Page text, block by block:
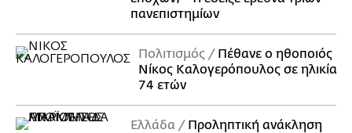
πανεπιστημίων
Πολιτισμός
Πέθανε ο ηθοποιός
Νίκος Καλογερόπουλος σε ηλικία
74 ετών
Ελλάδα
Προληπτική ανάκληση